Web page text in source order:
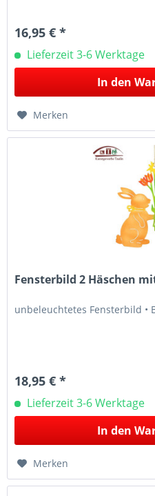
16,95 € *
Lieferzeit 3-6 Werktage
In den
Merken
Fensterbild 2 Häschen
unbeleuchtetes Fensterbild •
18,95 € *
Lieferzeit 3-6 Werktage
In den
Merken